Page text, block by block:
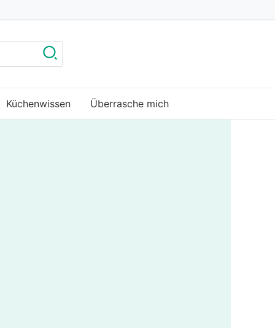
Küchenwissen Überrasche mich